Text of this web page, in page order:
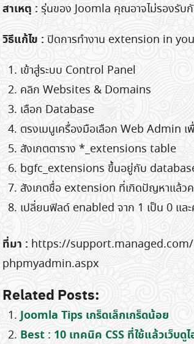
สาเหตุ : รุ่นของ Joomla คุณอาจไม่รองรั
วิธีแก้ไข : ปิดการทำงาน extension in
เข้าสู่ระบบ Control Panel
คลิก Websites & Domains
เลือก Database
ตรงเมนูเครื่องมือเลือก Web Admin
สังเกตตาราง *_extensions table
bgfc_extensions ขึ้นอยู่กับ
สังเกตชื่อ extension ที่เกิดปัญหาแล้ว
เปลี่ยนฟิลด์ enabled จาก 1 เป็น 0 แล
ที่มา : https://
phpmyadmin.aspx
Related Posts:
Joomla Tips เกร็ดเล็กเกร็ดน้อย
Best : 10 เทคนิค CSS ที่ใช้แล้วเว็บดูไ